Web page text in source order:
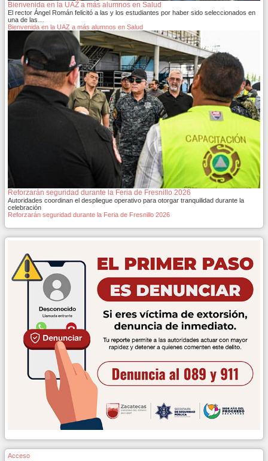
Bienvenida en la UAZ a más alumnos en Salud
El rector Ángel Román felicitó a las y los estudiantes por haber sido seleccionados en
una de las…
Bienvenida en la UAZ a más alumnos en Salud
Reforzarán seguridad durante la Feria de Fresnillo 2026
Autoridades coordinan el despliegue operativo para otorgar tranquilidad durante la
celebración
Reforzarán seguridad durante la Feria de Fresnillo 2026
Acceso